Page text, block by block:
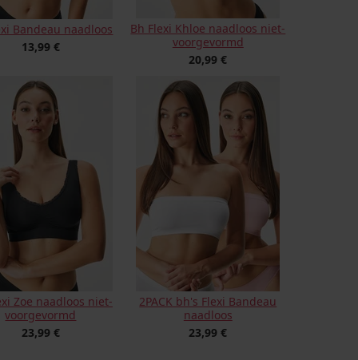
Bandeau naadloos
13,99 €
Bh Flexi Khloe naadloos niet-
voorgevormd
20,99 €
Zoe naadloos niet-
voorgevormd
23,99 €
2PACK bh's Flexi Bandeau
naadloos
23,99 €